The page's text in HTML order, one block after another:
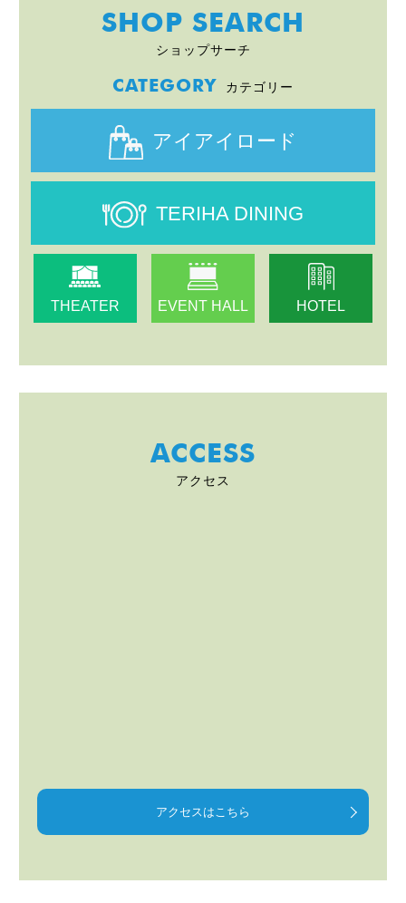
SHOP SEARCH
ショップサーチ
CATEGORY カテゴリー
アイアイロード
TERIHA DINING
THEATER EVENT HALL HOTEL
ACCESS
アクセス
アクセスはこちら